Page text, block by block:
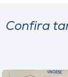
Confira